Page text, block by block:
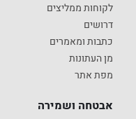
לקוחות ממליצים
דרושים
כתבות ומאמרים
מן העתונות
מפת אתר
אבטחה ושמירה